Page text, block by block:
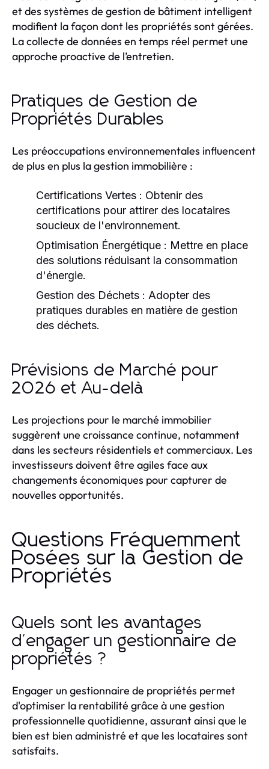
et des systèmes de gestion de bâtiment intelligent
modifient la façon dont les propriétés sont gérées.
La collecte de données en temps réel permet une
approche proactive de l’entretien.
Pratiques de Gestion de
Propriétés Durables
Les préoccupations environnementales influencent
de plus en plus la gestion immobilière :
Certifications Vertes : Obtenir des
certifications pour attirer des locataires
soucieux de l'environnement.
Optimisation Énergétique : Mettre en place
des solutions réduisant la consommation
d'énergie.
Gestion des Déchets : Adopter des
pratiques durables en matière de gestion
des déchets.
Prévisions de Marché pour
2026 et Au-delà
Les projections pour le marché immobilier
suggèrent une croissance continue, notamment
dans les secteurs résidentiels et commerciaux. Les
investisseurs doivent être agiles face aux
changements économiques pour capturer de
nouvelles opportunités.
Questions Fréquemment
Posées sur la Gestion de
Propriétés
Quels sont les avantages
d'engager un gestionnaire de
propriétés ?
Engager un gestionnaire de propriétés permet
d'optimiser la rentabilité grâce à une gestion
professionnelle quotidienne, assurant ainsi que le
bien est bien administré et que les locataires sont
satisfaits.